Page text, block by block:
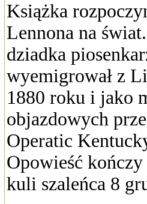
Książka
Lennona na
dziadka
wyemigrował z
1880 roku i jako
objazdowych
Operatic
Opowieść
kuli szaleńca 8